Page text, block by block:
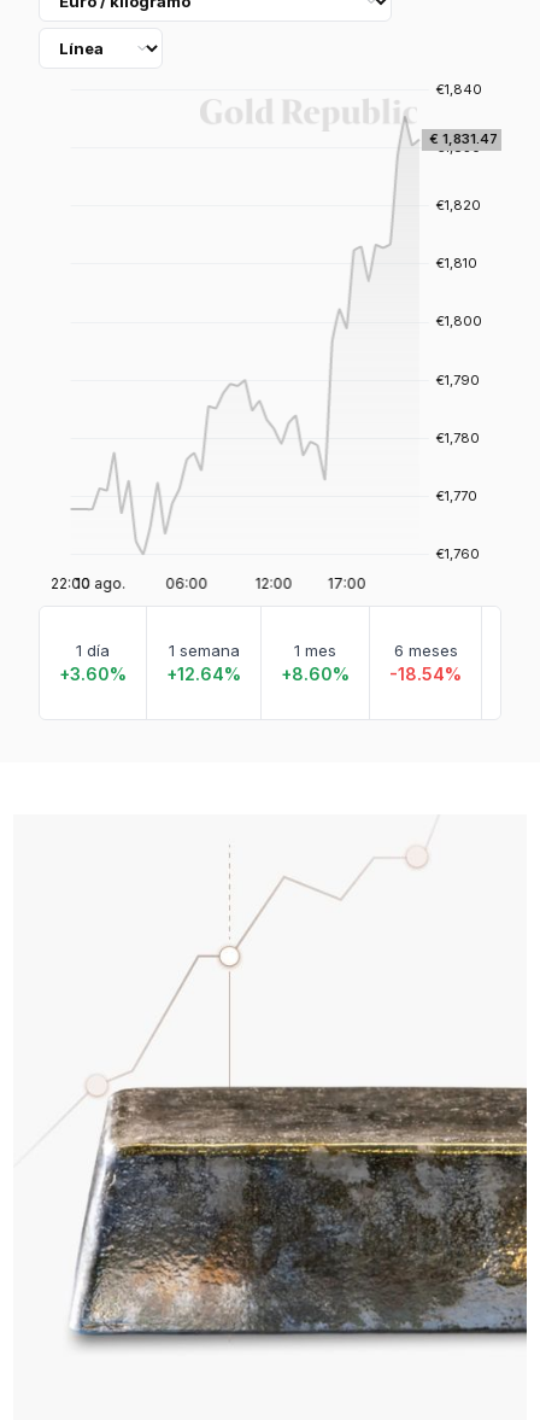
1 día
+3.60%
1 semana
+12.64%
1 mes
+8.60%
6 meses
-18.54%